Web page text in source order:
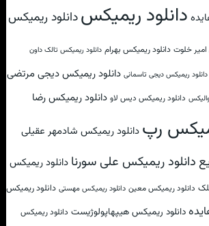
دانلود ریمیکسدانلود ریمیکس
امیر خلوت دانلود ریمیکس بهرام دانلود ریمیکس تالک داون
دانلود ریمیکس دیجی تاسمانی دانلود ریمیکس دیجی مرتضی
دانلود ریمیکس دیس لاو دانلود ریمیکس رضا
رپ دانلود ریمیکس شادمهر عقیلی
دانلود ریمیکس علی سورنا دانلود ریمیکس
دانلود ریمیکس معین دانلود ریمیکس مهستی دانلود ریمیکس
دانلود ریمیکس هیپهاپولوژیست دانلود ریمیکس